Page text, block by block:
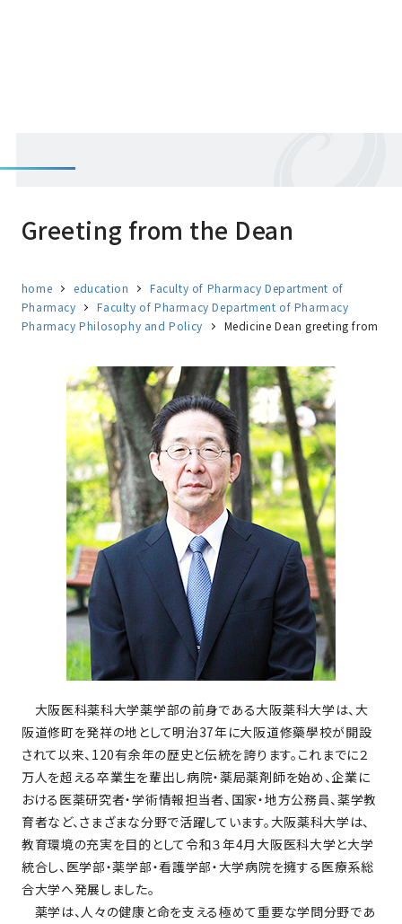
Greeting from the Dean
home education
Faculty of Pharmacy Department of
Pharmacy
Faculty of Pharmacy Department of Pharmacy
Pharmacy Philosophy and Policy
Medicine Dean greeting from
大阪医科薬科大学薬学部の前身である大阪薬科大学は、大
阪道修町を発祥の地として明治37年に大阪道修藥學校が開設
されて以来、120有余年の歴史と伝統を誇ります。これまでに２
万人を超える卒業生を輩出し病院・薬局薬剤師を始め、企業に
おける医薬研究者・学術情報担当者、国家・地方公務員、薬学教
育者など、さまざまな分野で活躍しています。大阪薬科大学は、
教育環境の充実を目的として令和３年4月大阪医科大学と大学
統合し、医学部・薬学部・看護学部・大学病院を擁する医療系総
合大学へ発展しました。
薬学は、人々の健康と命を支える極めて重要な学問分野であ